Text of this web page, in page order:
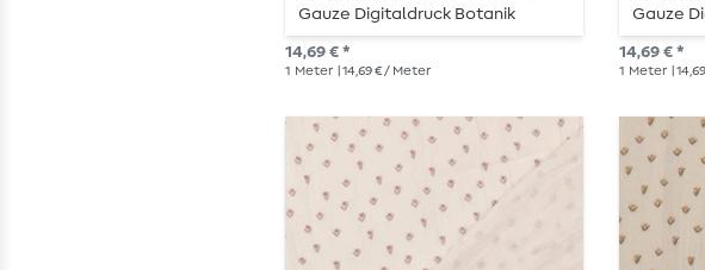
Gauze Digitaldruck Botanik
Wollweiß Rosa
14,69 € *
1 Meter | 14,69 € / Meter
Gauze
Orange
14,69 € *
1 Meter |